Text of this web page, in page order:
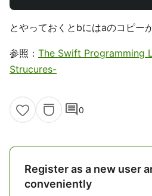
とやっておくとbにはaのコピーが
参照： The Swift Programming
Strucures-
comment0
Register as a new user
conveniently